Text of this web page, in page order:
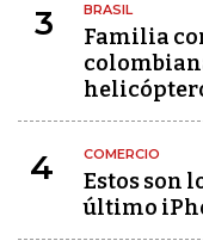
3 BRASIL
Familia
4 COMERCIO
Estos son
último